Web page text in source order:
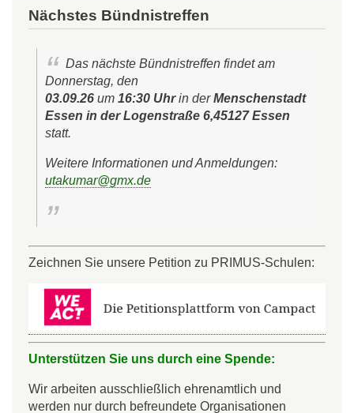
Nächstes Bündnistreffen
Das nächste Bündnistreffen findet am
Donnerstag, den
03.09.26 um 16:30 Uhrin derMenschenstadt
Essen in der Logenstraße 6,45127 Essen
statt.
Weitere Informationen und Anmeldungen:
utakumar@gmx.de
Zeichnen Sie unsere Petition zu PRIMUS-Schulen:
Unterstützen Sie uns durch eine Spende:
Wir arbeiten ausschließlich ehrenamtlich und
werden nur durch befreundete Organisationen